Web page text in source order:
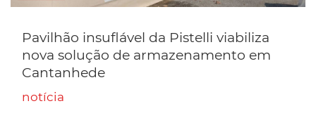
Pavilhão insuflável da Pistelli viabiliza
nova solução de armazenamento em
Cantanhede
notícia